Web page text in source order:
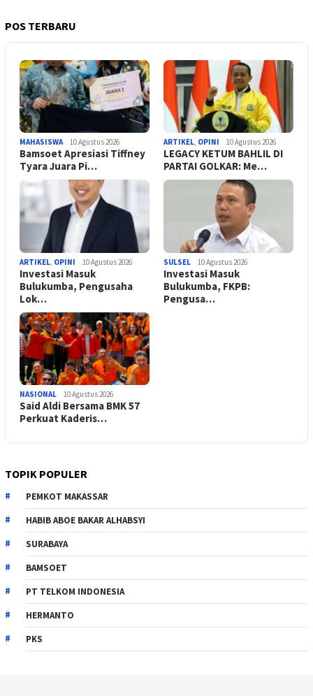
POS TERBARU
MAHASISWA 10 Agustus 2026
Bamsoet Apresiasi Tiffney
Tyara Juara Pi…
ARTIKEL, OPINI 10 Agustus 2026
LEGACY KETUM BAHLIL DI
PARTAI GOLKAR: Me…
ARTIKEL OPINI 10 Agustus 2026
Investasi Masuk
Bulukumba, Pengusaha
Lok…
SULSEL 10 Agustus 2026
Investasi Masuk
Bulukumba, FKPB:
Pengusa…
NASIONAL 10 Agustus 2026
Said Aldi Bersama BMK 57
Perkuat Kaderis…
TOPIK POPULER
PEMKOT MAKASSAR
HABIB ABOE BAKAR ALHABSYI
SURABAYA
BAMSOET
PT TELKOM INDONESIA
HERMANTO
PKS